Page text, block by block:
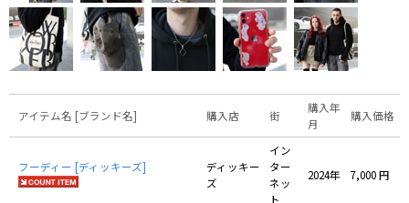
アイテム名 [ブランド名] 購入店 街
購入年
月
購入価格
フーディー [ディッキーズ]
ディッキー
ズ
イン
ター
ネッ
ト
2024年 7,000 円